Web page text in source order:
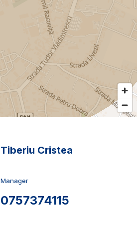
Tiberiu Cristea
Manager
0757374115